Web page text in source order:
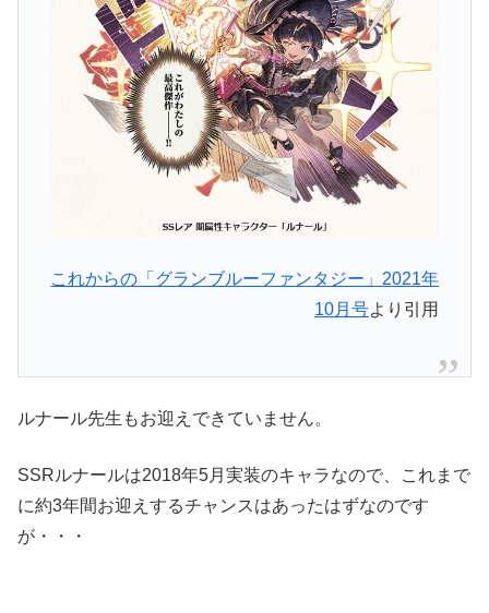
これからの「グランブルーファンタジー」2021年
10月号より引用
ルナール先生もお迎えできていません。
SSRルナールは2018年5月実装のキャラなので、これまで
に約3年間お迎えするチャンスはあったはずなのです
が・・・